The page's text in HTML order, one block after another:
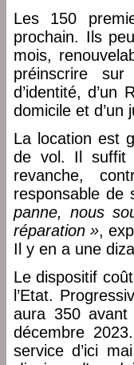
Les 150
prochain. Ils
mois,
préinscrire
d’identité,
domicile et d’un
La location est
de vol. Il suffit
revanche,
responsable de
panne, nous
réparation »,
Il y en a une
Le dispositif
l’Etat.
aura 350
décembre
service d’ici